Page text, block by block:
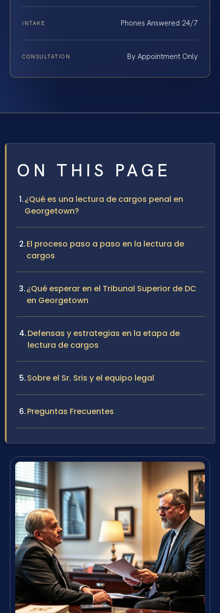
INTAKE Phones Answered 24/7
CONSULTATION By Appointment Only
ON THIS PAGE
¿Qué es una lectura de cargos penal en
Georgetown?
El proceso paso a paso en la lectura de
cargos
¿Qué esperar en el Tribunal Superior de DC
en Georgetown
Defensas y estrategias en la etapa de
lectura de cargos
Sobre el Sr. Sris y el equipo legal
Preguntas Frecuentes